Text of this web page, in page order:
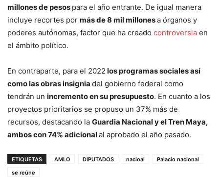
millones de pesos para el año entrante. De igual manera
incluye recortes por más de 8 mil millonesa órganos y
poderes autónomas, factor que ha creado controversia en
el ámbito político.
En contraparte, para el 2022 los programas sociales así
como las obras insignia del gobierno federal como
tendrán un incremento en su presupuesto. En cuanto a los
proyectos prioritarios se propuso un 37% más de
recursos, destacando la Guardia Nacional y el Tren Maya,
ambos con 74% adicionalal aprobado el año pasado.
ETIQUETAS AMLO DIPUTADOS nacioal
Palacio nacional
se reúne